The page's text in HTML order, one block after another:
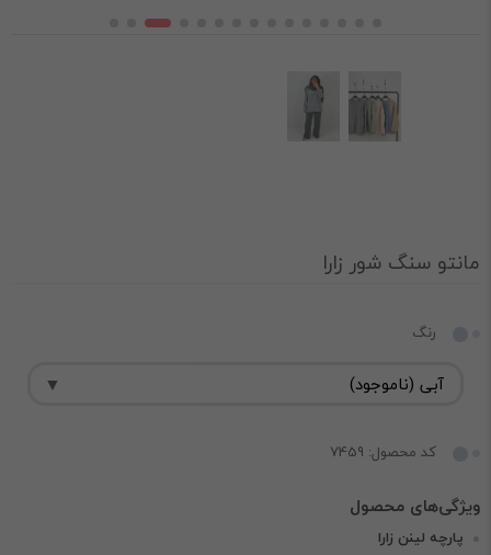
مانتو سنگ شور زارا
رنگ
کد محصول: 7459
پارچه لینن زارا